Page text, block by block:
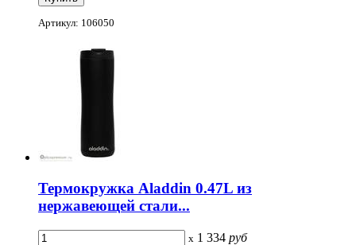
Артикул: 106050
Термокружка Aladdin 0.47L из
нержавеющей стали...
x 1 334 руб